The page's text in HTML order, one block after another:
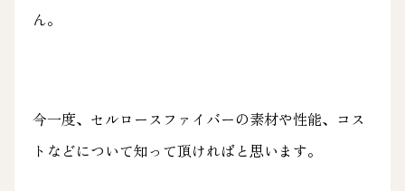
ん。
今一度、セルロースファイバーの素材や性能、コス
トなどについて知って頂ければと思います。